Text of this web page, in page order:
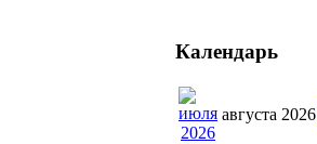
Календарь
августа 2026